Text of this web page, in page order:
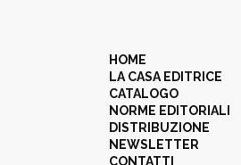
HOME
LA CASA EDITRICE
CATALOGO
NORME EDITORIALI
DISTRIBUZIONE
NEWSLETTER
CONTATTI